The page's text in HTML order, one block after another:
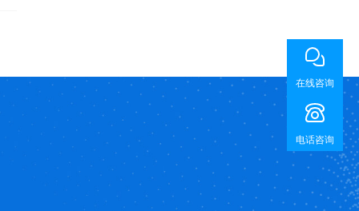
在线咨询
电话咨询